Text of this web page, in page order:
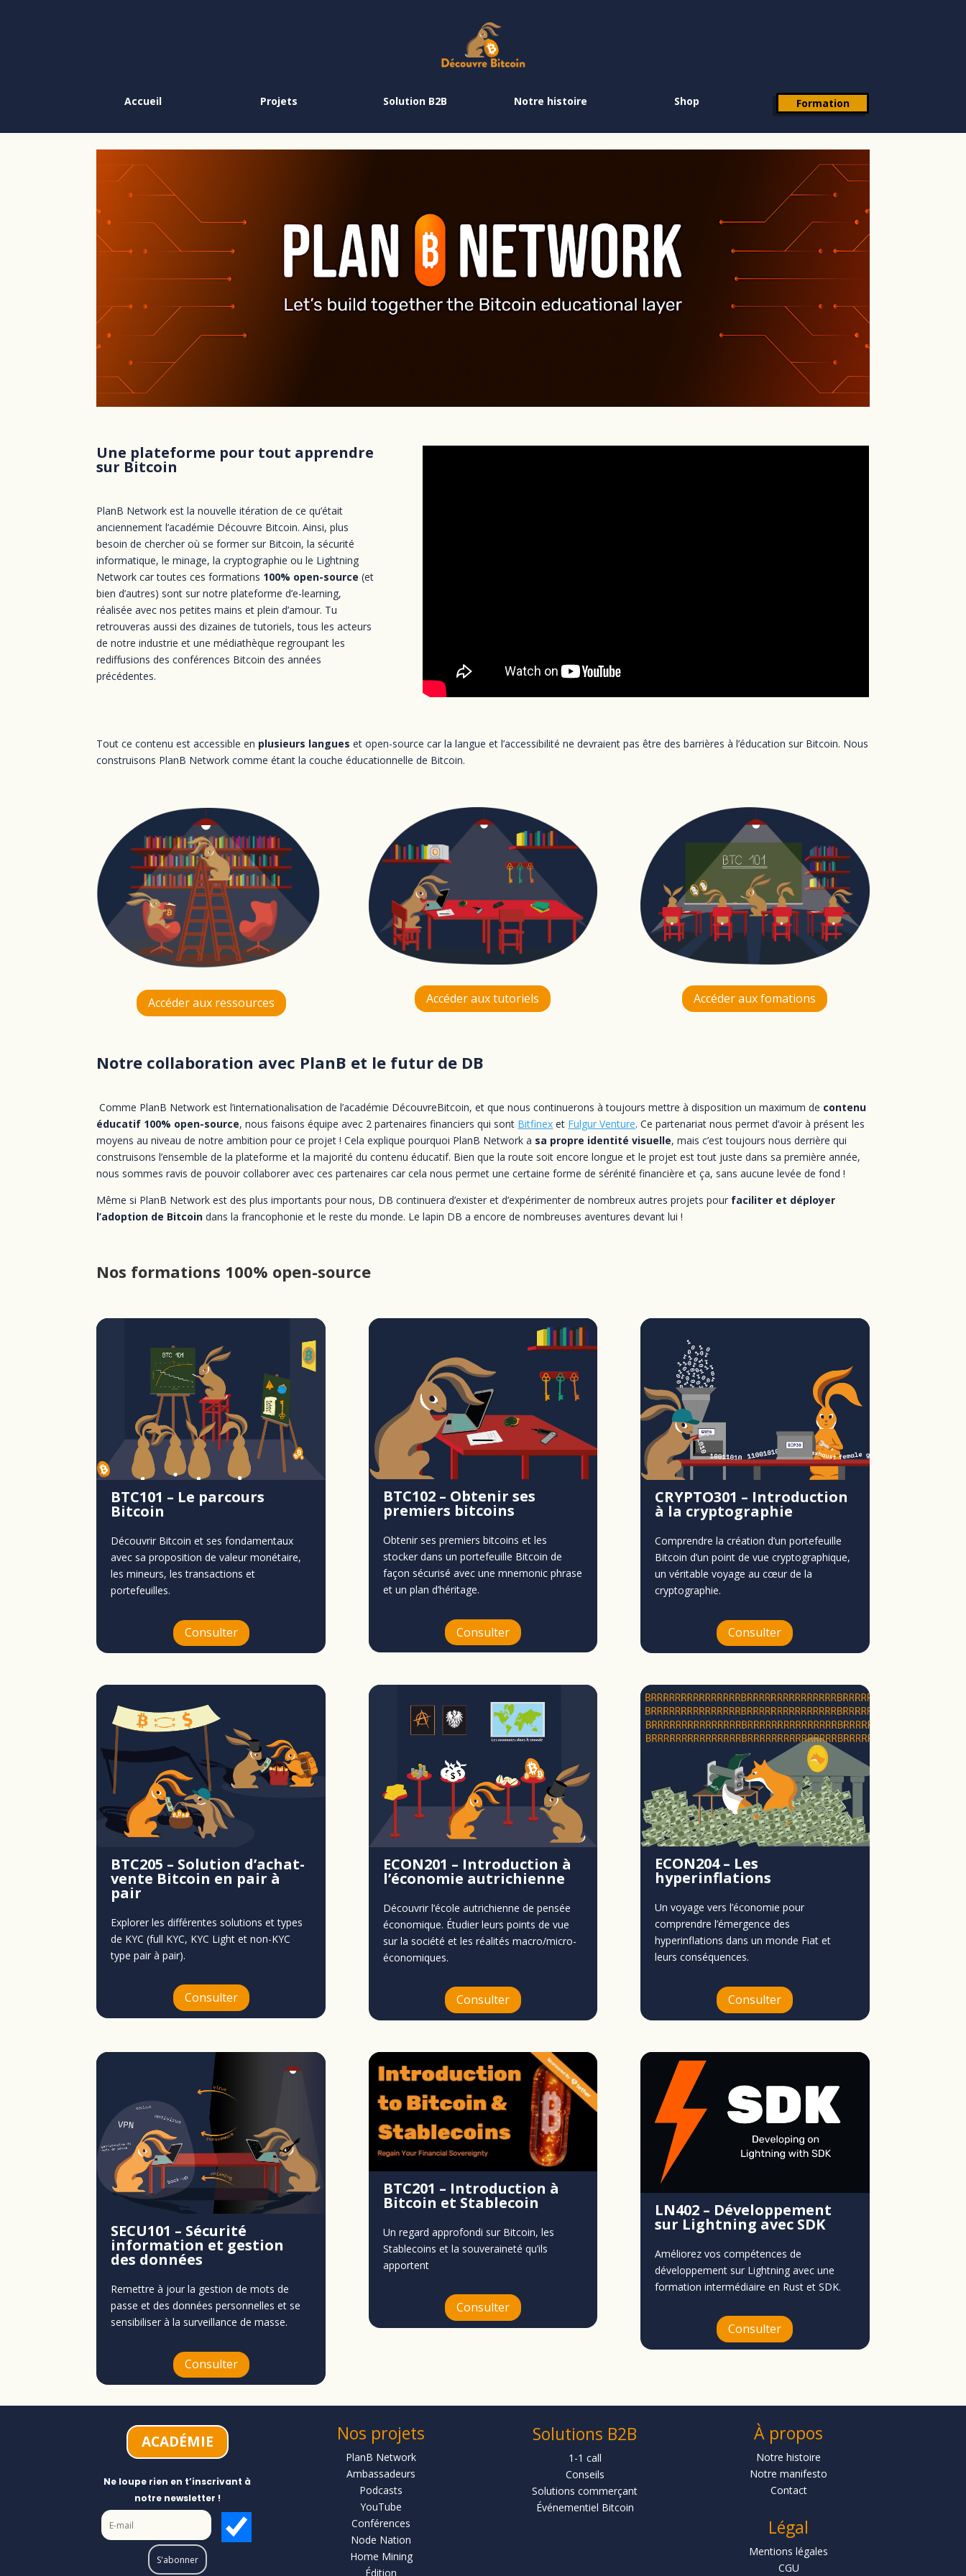
Accueil Projets Solution B2B Notre histoire Shop Formation
Une plateforme pour tout apprendre
sur Bitcoin
PlanB Network est la nouvelle itération de ce qu’était
anciennement l’académie Découvre Bitcoin. Ainsi, plus
besoin de chercher où se former sur Bitcoin, la sécurité
informatique, le minage, la cryptographie ou le Lightning
Network car toutes ces formations 100% open-source (et
bien d’autres) sont sur notre plateforme d’e-learning,
réalisée avec nos petites mains et plein d’amour. Tu
retrouveras aussi des dizaines de tutoriels, tous les acteurs
de notre industrie et une médiathèque regroupant les
rediffusions des conférences Bitcoin des années
précédentes.
Tout ce contenu est accessible en plusieurs langues et open-source car la langue et l’accessibilité ne devraient pas être des barrières à l’éducation sur Bitcoin. Nous
construisons PlanB Network comme étant la couche éducationnelle de Bitcoin.
Accéder aux ressources Accéder aux tutoriels Accéder aux fomations
Notre collaboration avec PlanB et le futur de DB
Comme PlanB Network est l’internationalisation de l’académie DécouvreBitcoin, et que nous continuerons à toujours mettre à disposition un maximum de contenu
éducatif 100% open-source, nous faisons équipe avec 2 partenaires financiers qui sont Bitfinex et Fulgur Venture. Ce partenariat nous permet d’avoir à présent les
moyens au niveau de notre ambition pour ce projet ! Cela explique pourquoi PlanB Network a sa propre identité visuelle, mais c’est toujours nous derrière qui
construisons l’ensemble de la plateforme et la majorité du contenu éducatif. Bien que la route soit encore longue et le projet est tout juste dans sa première année,
nous sommes ravis de pouvoir collaborer avec ces partenaires car cela nous permet une certaine forme de sérénité financière et ça, sans aucune levée de fond !
Même si PlanB Network est des plus importants pour nous, DB continuera d’exister et d’expérimenter de nombreux autres projets pour faciliter et déployer
l’adoption de Bitcoin dans la francophonie et le reste du monde. Le lapin DB a encore de nombreuses aventures devant lui !
Nos formations 100% open-source
BTC101 – Le parcours
Bitcoin
Découvrir Bitcoin et ses fondamentaux
avec sa proposition de valeur monétaire,
les mineurs, les transactions et
portefeuilles.
Consulter
BTC102 – Obtenir ses
premiers bitcoins
Obtenir ses premiers bitcoins et les
stocker dans un portefeuille Bitcoin de
façon sécurisé avec une mnemonic phrase
et un plan d’héritage.
Consulter
CRYPTO301 – Introduction
à la cryptographie
Comprendre la création d’un portefeuille
Bitcoin d’un point de vue cryptographique,
un véritable voyage au cœur de la
cryptographie.
Consulter
BTC205 – Solution d’achat-
vente Bitcoin en pair à
pair
Explorer les différentes solutions et types
de KYC (full KYC, KYC Light et non-KYC
type pair à pair).
Consulter
ECON201 – Introduction à
l’économie autrichienne
Découvrir l’école autrichienne de pensée
économique. Étudier leurs points de vue
sur la société et les réalités macro/micro-
économiques.
Consulter
ECON204 – Les
hyperinflations
Un voyage vers l’économie pour
comprendre l’émergence des
hyperinflations dans un monde Fiat et
leurs conséquences.
Consulter
SECU101 – Sécurité
information et gestion
des données
Remettre à jour la gestion de mots de
passe et des données personnelleset se
sensibiliser à la surveillance de masse.
Consulter
BTC201 – Introduction à
Bitcoin et Stablecoin
Un regard approfondi sur Bitcoin, les
Stablecoins et la souveraineté qu’ils
apportent
Consulter
LN402 – Développement
sur Lightning avec SDK
Améliorez vos compétences de
développement sur Lightning avec une
formation intermédiaire en Rust et SDK.
Consulter
ACADÉMIE
Ne loupe rien en t’inscrivant à
notre newsletter !
Nos projets
PlanB Network
Ambassadeurs
Podcasts
YouTube
Conférences
Node Nation
Home Mining
Édition
Solutions B2B
1-1 call
Conseils
Solutions commerçant
Événementiel Bitcoin
À propos
Notre histoire
Notre manifesto
Contact
Légal
Mentions légales
CGU